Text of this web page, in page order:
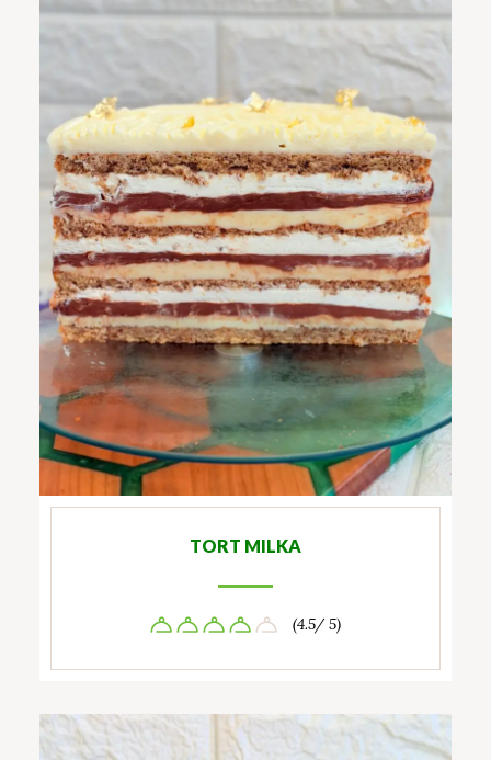
TORT MILKA
(4.5/ 5)